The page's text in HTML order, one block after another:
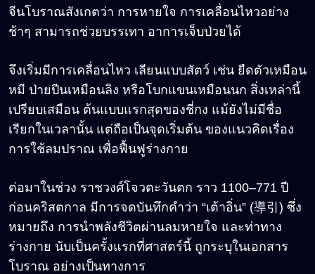
จีนโบราณสังเกตว่า การหายใจ การเคลื่อนไหวอย่าง
ช้าๆ สามารถช่วยบรรเทา อาการเจ็บป่วยได้
จึงเริ่มมีการเคลื่อนไหว เลียนแบบสัตว์ เช่น ยืดตัวเหมือน
หมี ป่ายปีนเหมือนลิง หรือโบกแขนเหมือนนก สิ่งเหล่านี้
เปรียบเสมือน ต้นแบบแรกสุดของชี่กง แม้ยังไม่มีชื่อ
เรียกในเวลานั้น แต่ถือเป็นจุดเริ่มต้น ของแนวคิดเรื่อง
การใช้ลมปราณ เพื่อฟื้นฟูร่างกาย
ต่อมาในช่วง ราชวงศ์โจวตะวันตก ราว 1100–771 ปี
ก่อนคริสตกาล มีการจดบันทึกคำว่า “เต้าอิ่น” (導引) ซึ่ง
หมายถึง การนำพลังชีวิตผ่านลมหายใจ และท่าทาง
ร่างกาย นับเป็นครั้งแรกที่ศาสตร์นี้ ถูกระบุในเอกสาร
โบราณ อย่างเป็นทางการ